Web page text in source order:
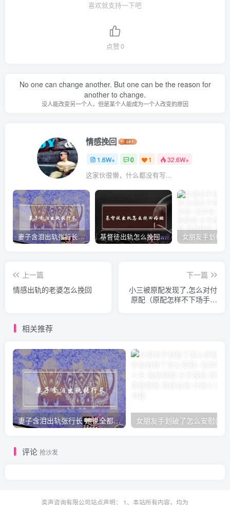
喜欢就支持一下吧
点赞0
No one can change another. But one can be the reason for
another to change.
没人能改变另一个人，但是某个人能成为一个人改变的原因
情感挽回
1.6W+ 0 1 32.6W+
这家伙很懒，什么都没有写...
妻子含泪出轨张行长 她说全都是因为家中 基督徒出轨怎么挽回婚姻(基督徒面对出轨婚姻)
上一篇
情感出轨的老婆怎么挽回
下一篇
小三被原配发现了,怎么对付
原配（原配怎样不下场手撕
相关推荐
妻子含泪出轨张行长 她说全都是因为家中
评论 抢沙发
奕声咨询有限公司站点声明： 1、本站所有内容，均为